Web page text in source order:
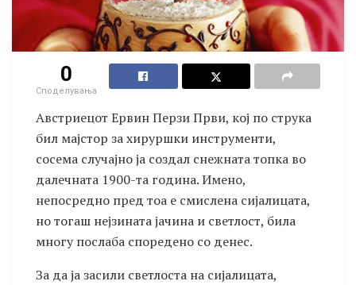
0
Споделувања
Австриецот Ервин Перзи Први, кој по струка
бил мајстор за хируршки инструменти,
сосема случајно ја создал снежната топка во
далечната 1900-та година. Имено,
непосредно пред тоа е смислена сијалицата,
но тогаш нејзината јачина и светлост, била
многу послаба споредено со денес.
За да ја засили светлоста на сијалицата,